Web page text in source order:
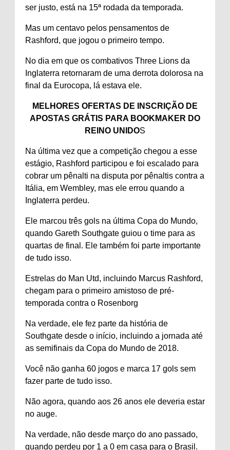
ser justo, está na 15ª rodada da temporada.
Mas um centavo pelos pensamentos de
Rashford, que jogou o primeiro tempo.
No dia em que os combativos Three Lions da
Inglaterra retornaram de uma derrota dolorosa na
final da Eurocopa, lá estava ele.
MELHORES OFERTAS DE INSCRIÇÃO DE
APOSTAS GRÁTIS PARA BOOKMAKER DO
REINO UNIDOS
Na última vez que a competição chegou a esse
estágio, Rashford participou e foi escalado para
cobrar um pênalti na disputa por pênaltis contra a
Itália, em Wembley, mas ele errou quando a
Inglaterra perdeu.
Ele marcou três gols na última Copa do Mundo,
quando Gareth Southgate guiou o time para as
quartas de final. Ele também foi parte importante
de tudo isso.
Estrelas do Man Utd, incluindo Marcus Rashford,
chegam para o primeiro amistoso de pré-
temporada contra o Rosenborg
Na verdade, ele fez parte da história de
Southgate desde o início, incluindo a jornada até
as semifinais da Copa do Mundo de 2018.
Você não ganha 60 jogos e marca 17 gols sem
fazer parte de tudo isso.
Não agora, quando aos 26 anos ele deveria estar
no auge.
Na verdade, não desde março do ano passado,
quando perdeu por 1 a 0 em casa para o Brasil.